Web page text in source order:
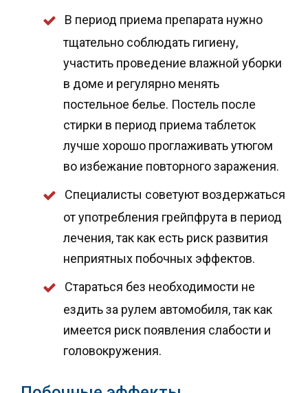
В период приема препарата нужно
тщательно соблюдать гигиену,
участить проведение влажной уборки
в доме и регулярно менять
постельное белье. Постель после
стирки в период приема таблеток
лучше хорошо проглаживать утюгом
во избежание повторного заражения.
Специалисты советуют воздержаться
от употребления грейпфрута в период
лечения, так как есть риск развития
неприятных побочных эффектов.
Стараться без необходимости не
ездить за рулем автомобиля, так как
имеется риск появления слабости и
головокружения.